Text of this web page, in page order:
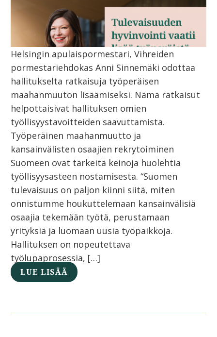
Helsingin apulaispormestari, Vihreiden
pormestariehdokas Anni Sinnemäki odottaa
hallitukselta ratkaisuja työperäisen
maahanmuuton lisäämiseksi. Nämä ratkaisut
helpottaisivat hallituksen omien
työllisyystavoitteiden saavuttamista.
Työperäinen maahanmuutto ja
kansainvälisten osaajien rekrytoiminen
Suomeen ovat tärkeitä keinoja huolehtia
työllisyysasteen nostamisesta. “Suomen
tulevaisuus on paljon kiinni siitä, miten
onnistumme houkuttelemaan kansainvälisiä
osaajia tekemään työtä, perustamaan
yrityksiä ja luomaan uusia työpaikkoja.
Hallituksen on nopeutettava
työlupaprosessia, […]
LUE LISÄÄ